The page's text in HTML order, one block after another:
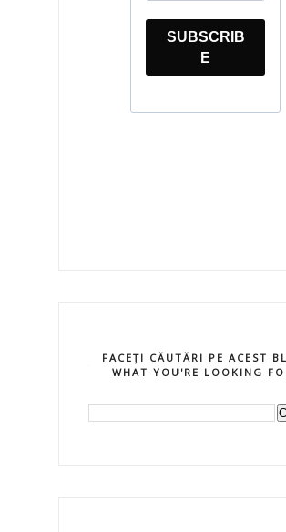
FACEȚI CĂUTĂRI PE ACEST
WHAT YOU'RE LOOKING